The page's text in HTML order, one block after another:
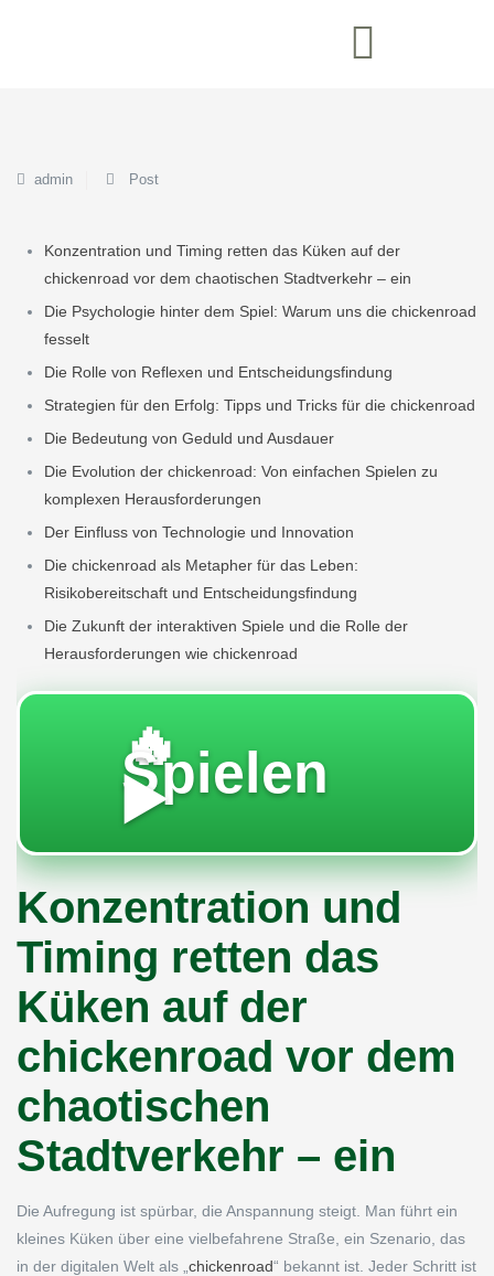
admin Post
Konzentration und Timing retten das Küken auf der
chickenroad vor dem chaotischen Stadtverkehr – ein
Die Psychologie hinter dem Spiel: Warum uns die chickenroad
fesselt
Die Rolle von Reflexen und Entscheidungsfindung
Strategien für den Erfolg: Tipps und Tricks für die chickenroad
Die Bedeutung von Geduld und Ausdauer
Die Evolution der chickenroad: Von einfachen Spielen zu
komplexen Herausforderungen
Der Einfluss von Technologie und Innovation
Die chickenroad als Metapher für das Leben:
Risikobereitschaft und Entscheidungsfindung
Die Zukunft der interaktiven Spiele und die Rolle der
Herausforderungen wie chickenroad
🔥
Spielen
▶️
Konzentration und
Timing retten das
Küken auf der
chickenroad vor dem
chaotischen
Stadtverkehr – ein
Die Aufregung ist spürbar, die Anspannung steigt. Man führt ein
kleines Küken über eine vielbefahrene Straße, ein Szenario, das
in der digitalen Welt als „ chickenroad“ bekannt ist. Jeder Schritt ist